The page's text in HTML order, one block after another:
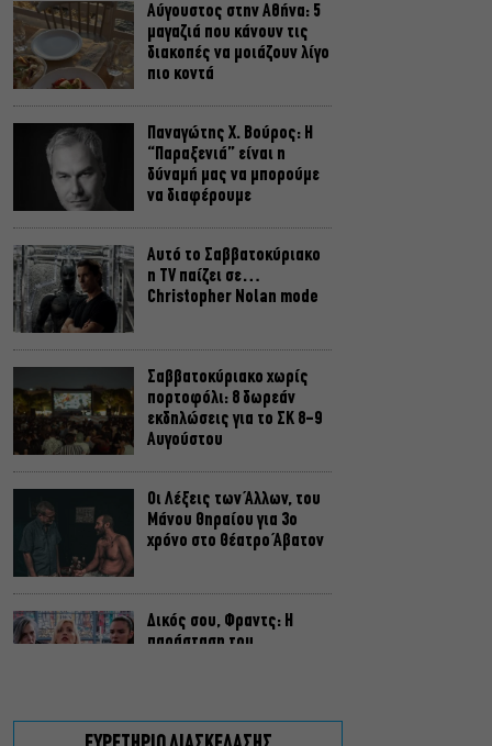
Αύγουστος στην Αθήνα: 5
μαγαζιά που κάνουν τις
διακοπές να μοιάζουν λίγο
πιο κοντά
Παναγώτης Χ. Βούρος: Η
“Παραξενιά” είναι η
δύναμή μας να μπορούμε
να διαφέρουμε
Αυτό το Σαββατοκύριακο
η TV παίζει σε…
Christopher Nolan mode
Σαββατοκύριακο χωρίς
πορτοφόλι: 8 δωρεάν
εκδηλώσεις για το ΣΚ 8-9
Αυγούστου
Οι Λέξεις των Άλλων, του
Μάνου Θηραίου για 3ο
χρόνο στο Θέατρο Άβατον
Δικός σου, Φραντς: Η
παράσταση του